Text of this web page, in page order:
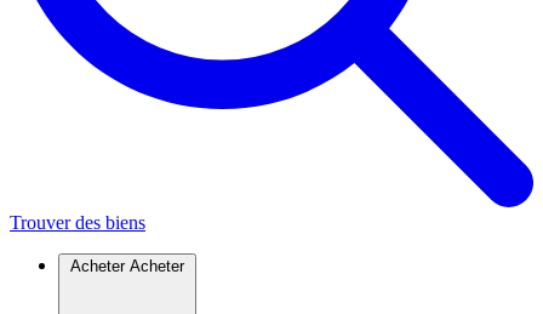
Trouver des biens
Acheter Acheter